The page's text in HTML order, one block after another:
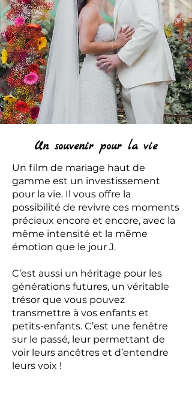
Un souvenir pour la vie
Un film de mariage haut de
gamme est un investissement
pour la vie. Il vous offre la
possibilité de revivre ces moments
précieux encore et encore, avec la
même intensité et la même
émotion que le jour J.
C’est aussi un héritage pour les
générations futures, un véritable
trésor que vous pouvez
transmettre à vos enfants et
petits-enfants. C’est une fenêtre
sur le passé, leur permettant de
voir leurs ancêtres et d’entendre
leurs voix !